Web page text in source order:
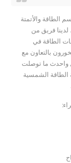
الطاقة والأتمتة
لدينا فريق من
الطاقة في
بالتعاون مع
واحدث ما توصلت
الطاقة الشمسية